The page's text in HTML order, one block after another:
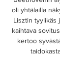
oli yhtälailla
Lisztin tyylikäs
kaihtava
kertoo